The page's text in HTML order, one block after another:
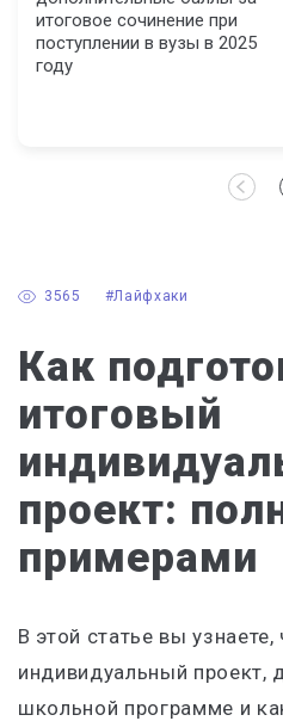
итоговое сочинение при
поступлении в вузы в 2025
году
#Лайфхаки
3565
Как
итоговый
проект:
примерами
В этой статье вы
индивидуальный проект,
школьной программе и